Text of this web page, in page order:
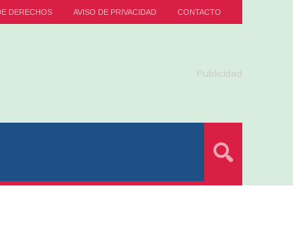
DERECHOS AVISO DE PRIVACIDAD CONTACTO
Publicidad